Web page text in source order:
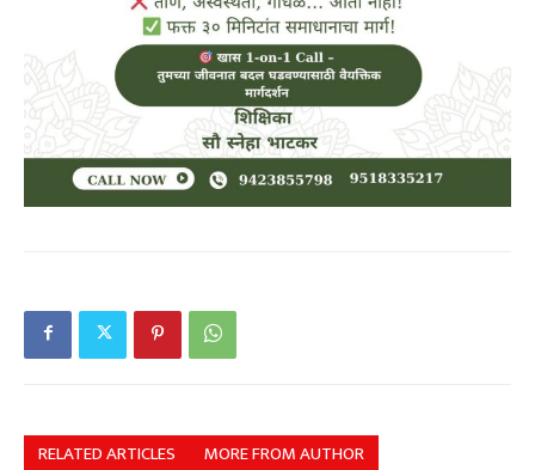
RELATED ARTICLES MORE FROM AUTHOR